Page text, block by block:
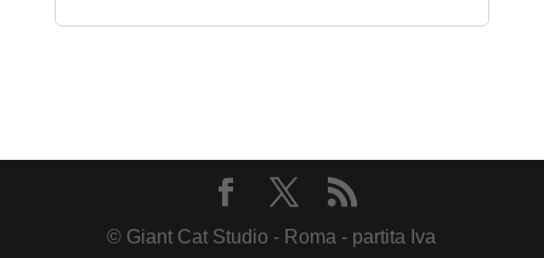
© Giant Cat Studio - Roma - partita Iva